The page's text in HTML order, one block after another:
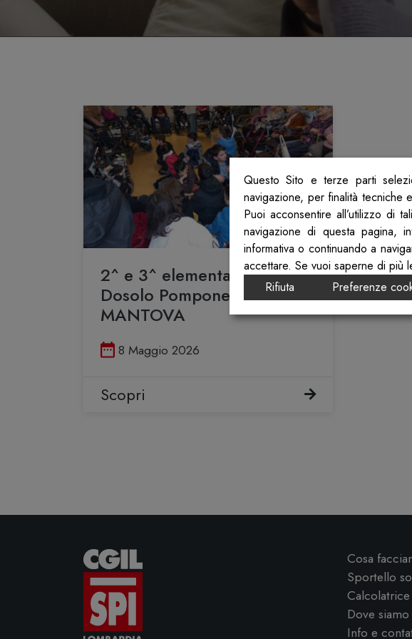
2^ e 3^ elementare IC
Dosolo Pomponesco
MANTOVA
Pubblicato il
8 Maggio 2026
Scopri
Cosa
Sportello
Dove siamo
Info e
Questo Sito e terze parti
navigazione, per finalità tecniche
Puoi acconsentire all’utilizzo di
navigazione di questa pagina,
informativa o continuando a
accettare. Se vuoi saperne di più
Rifiuta
Preferenze